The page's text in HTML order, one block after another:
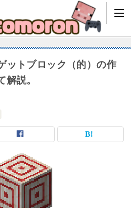
ットブロック（的）の作
解説。